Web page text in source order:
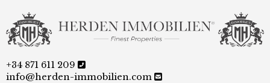
+34 871 611 209
info@herden-immobilien.com